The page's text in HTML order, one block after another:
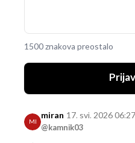
1500 znakova preostalo
MI
miran
@kamnik03
17. svi. 2026 06:27